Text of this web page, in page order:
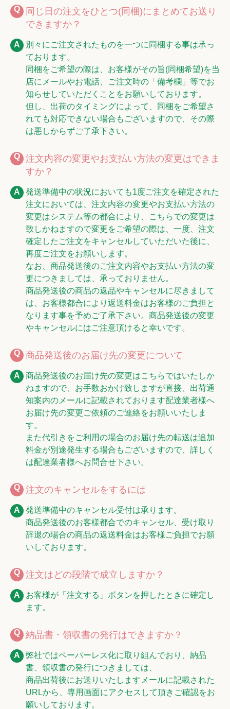
同じ日の注文をひとつ(同梱)にまとめてお送り
できますか？
別々にご注文されたものを一つに同梱する事は承っ
ております。
同梱をご希望の際は、お客様がその旨(同梱希望)を当
店にメールやお電話、ご注文時の「備考欄」等でお
知らせしていただくことをお願いしております。
但し、出荷のタイミングによって、同梱をご希望さ
れても対応できない場合もございますので、その際
は悪しからずご了承下さい。
注文内容の変更やお支払い方法の変更はできま
すか？
発送準備中の状況においても1度ご注文を確定された
注文においては、注文内容の変更やお支払い方法の
変更はシステム等の都合により、こちらでの変更は
致しかねますので変更をご希望の際は、一度、注文
確定したご注文をキャンセルしていただいた後に、
再度ご注文をお願いします。
なお、商品発送後のご注文内容やお支払い方法の変
更につきましては、承っておりません。
商品発送後の商品の返品やキャンセルに尽きまして
は、お客様都合により返送料金はお客様のご負担と
なります事を予めご了承下さい。商品発送後の変更
やキャンセルにはご注意頂けると幸いです。
商品発送後のお届け先の変更について
商品発送後のお届け先の変更はこちらではいたしか
ねますので、お手数おかけ致しますが直接、出荷通
知案内のメールに記載されております配達業者様へ
お届け先の変更ご依頼のご連絡をお願いいたしま
す。
また代引きをご利用の場合のお届け先の転送は追加
料金が別途発生する場合もございますので、詳しく
は配達業者様へお問合せ下さい。
注文のキャンセルをするには
発送準備中のキャンセル受付は承ります。
商品発送後のお客様都合でのキャンセル、受け取り
辞退の場合の商品の返送料金はお客様ご負担でお願
いしております。
注文はどの段階で成立しますか？
お客様が「注文する」ボタンを押したときに確定し
ます。
納品書・領収書の発行はできますか？
弊社ではペーパーレス化に取り組んでおり、納品
書、領収書の発行につきましては、
商品出荷後にお送りいたしますメールに記載された
URLから、専用画面にアクセスして頂きご確認をお
願いしております。